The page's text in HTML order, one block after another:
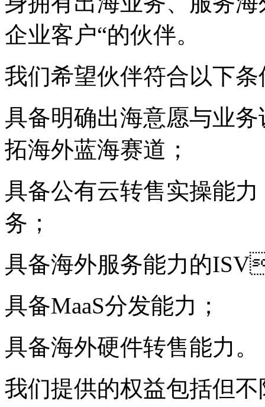
企业客户“的伙伴。
我们希望伙伴符合以下条
具备明确出海意愿与业务
拓海外蓝海赛道；
具备公有云转售实操能力
务；
具备海外服务能力的
具备MaaS分发能力；
具备海外硬件转售能力。
我们提供的权益包括但不限